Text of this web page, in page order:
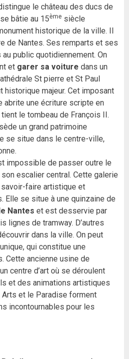
le château des ducs de
bâtie au 15ème siècle
historique de la ville. Il
de Nantes. Ses remparts et ses
public quotidiennement. On
et garer sa voiture dans un
St pierre et St Paul
historique majeur. Cet imposant
une écriture scripte en
le tombeau de François II.
un grand patrimoine
se situe dans le centre-ville,
impossible de passer outre le
escalier central. Cette galerie
faire artistique et
Elle se situe à une quinzaine de
Nantes et est desservie par
lignes de tramway. D’autres
dans la ville. On peut
qui constitue une
Cette ancienne usine de
centre d’art où se déroulent
et des animations artistiques
et le Paradise forment
incontournables pour les